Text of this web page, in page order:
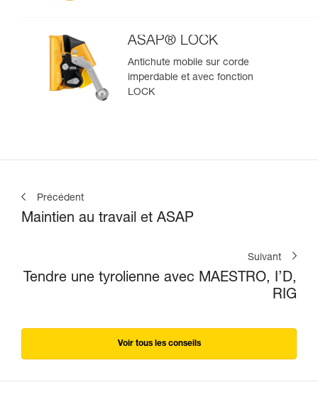
ASAP® LOCK
Antichute mobile sur corde
imperdable et avec fonction
LOCK
Précédent
Maintien au travail et ASAP
Suivant
Tendre une tyrolienne avec MAESTRO, I’D,
RIG
Voir tous les conseils